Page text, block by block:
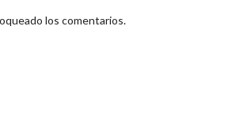
los comentarios.